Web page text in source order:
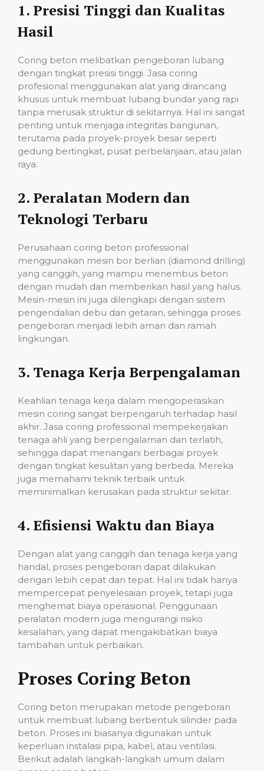
1. Presisi Tinggi dan Kualitas
Hasil
Coring beton melibatkan pengeboran lubang
dengan tingkat presisi tinggi. Jasa coring
profesional menggunakan alat yang dirancang
khusus untuk membuat lubang bundar yang rapi
tanpa merusak struktur di sekitarnya. Hal ini sangat
penting untuk menjaga integritas bangunan,
terutama pada proyek-proyek besar seperti
gedung bertingkat, pusat perbelanjaan, atau jalan
raya.
2. Peralatan Modern dan
Teknologi Terbaru
Perusahaan coring beton professional
menggunakan mesin bor berlian (diamond drilling)
yang canggih, yang mampu menembus beton
dengan mudah dan memberikan hasil yang halus.
Mesin-mesin ini juga dilengkapi dengan sistem
pengendalian debu dan getaran, sehingga proses
pengeboran menjadi lebih aman dan ramah
lingkungan.
3. Tenaga Kerja Berpengalaman
Keahlian tenaga kerja dalam mengoperasikan
mesin coring sangat berpengaruh terhadap hasil
akhir. Jasa coring professional mempekerjakan
tenaga ahli yang berpengalaman dan terlatih,
sehingga dapat menangani berbagai proyek
dengan tingkat kesulitan yang berbeda. Mereka
juga memahami teknik terbaik untuk
meminimalkan kerusakan pada struktur sekitar.
4. Efisiensi Waktu dan Biaya
Dengan alat yang canggih dan tenaga kerja yang
handal, proses pengeboran dapat dilakukan
dengan lebih cepat dan tepat. Hal ini tidak hanya
mempercepat penyelesaian proyek, tetapi juga
menghemat biaya operasional. Penggunaan
peralatan modern juga mengurangi risiko
kesalahan, yang dapat mengakibatkan biaya
tambahan untuk perbaikan.
Proses Coring Beton
Coring beton merupakan metode pengeboran
untuk membuat lubang berbentuk silinder pada
beton. Proses ini biasanya digunakan untuk
keperluan instalasi pipa, kabel, atau ventilasi.
Berikut adalah langkah-langkah umum dalam